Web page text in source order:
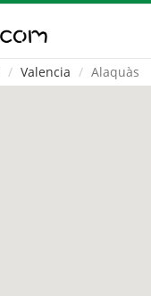
Valencia Alaquàs